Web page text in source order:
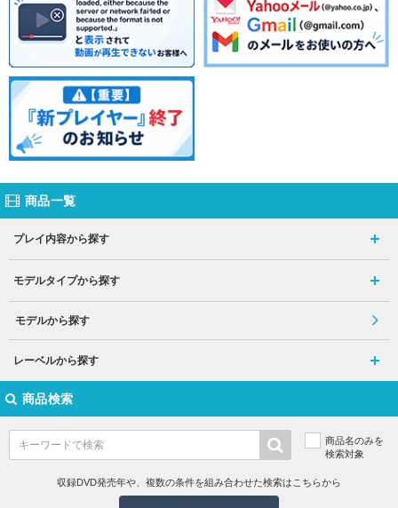
商品一覧
プレイ内容から探す
モデルタイプから探す
モデルから探す
レーベルから探す
商品検索
商品名のみを
検索対象
収録DVD発売年や、複数の条件を組み合わせた検索はこちらから